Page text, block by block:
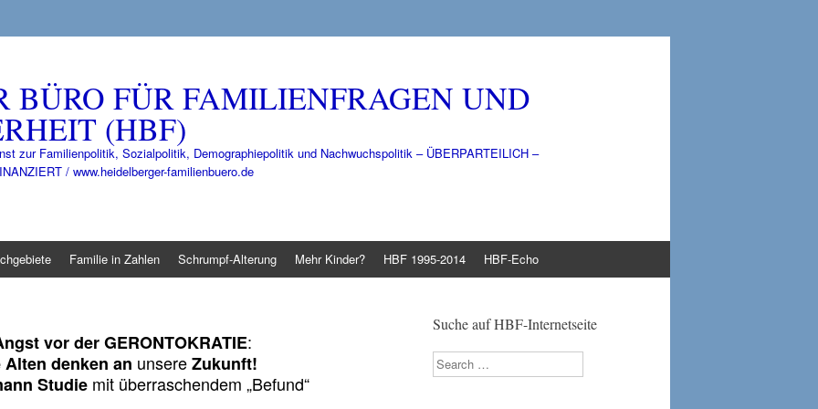
BÜRO FÜR FAMILIENFRAGEN UND
(HBF)
zur Familienpolitik, Sozialpolitik, Demographiepolitik und Nachwuchspolitik – ÜBERPARTEILICH –
/ www.heidelberger-familienbuero.de
Familie in Zahlen Schrumpf-Alterung Mehr Kinder? HBF 1995-2014 HBF-Echo
vor der GERONTOKRATIE:
Alten denken an unsereZukunft!
Studie mit überraschendem „Befund“
Suche auf HBF-Internetseite
Search